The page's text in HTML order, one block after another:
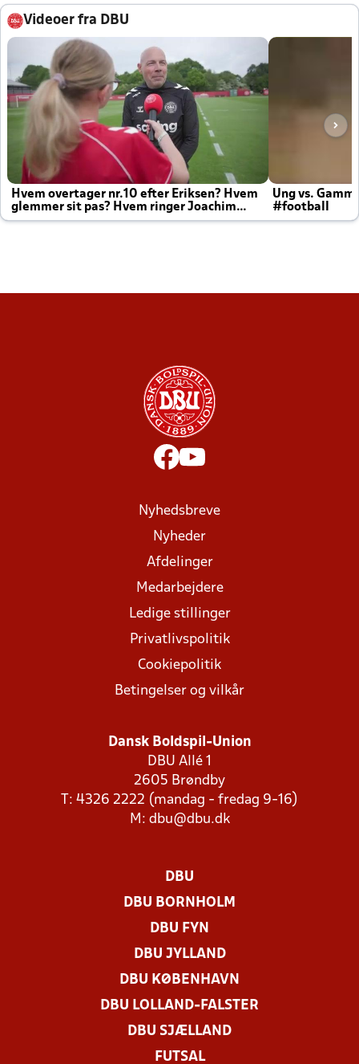
Videoer fra DBU
Hvem overtager nr.10 efter Eriksen? Hvem
glemmer sit pas? Hvem ringer Joachim
altid til efter kampe?
Ung vs.
#football
Nyhedsbreve
Nyheder
Afdelinger
Medarbejdere
Ledige stillinger
Privatlivspolitik
Cookiepolitik
Betingelser og vilkår
Dansk Boldspil-Union
DBU Allé 1
2605 Brøndby
T: 4326 2222 (mandag - fredag 9-16)
M: dbu@dbu.dk
DBU
DBU BORNHOLM
DBU FYN
DBU JYLLAND
DBU KØBENHAVN
DBU LOLLAND-FALSTER
DBU SJÆLLAND
FUTSAL